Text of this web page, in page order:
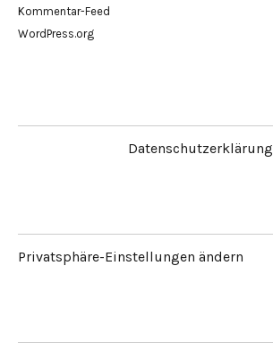
Kommentar-Feed
WordPress.org
Datenschutzerklärung
Privatsphäre-Einstellungen ändern